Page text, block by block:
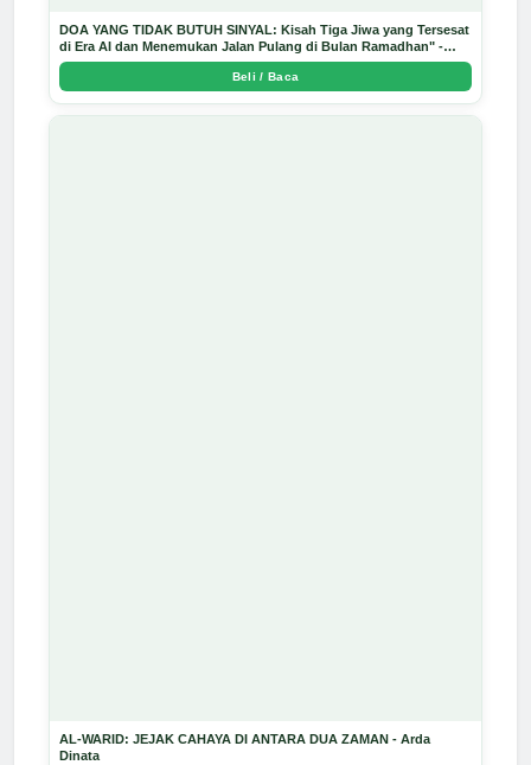
DOA YANG TIDAK BUTUH SINYAL: Kisah Tiga Jiwa yang Tersesat
di Era AI dan Menemukan Jalan Pulang di Bulan Ramadhan" -
Arda Dinata
Beli / Baca
AL-WARID: JEJAK CAHAYA DI ANTARA DUA ZAMAN - Arda
Dinata